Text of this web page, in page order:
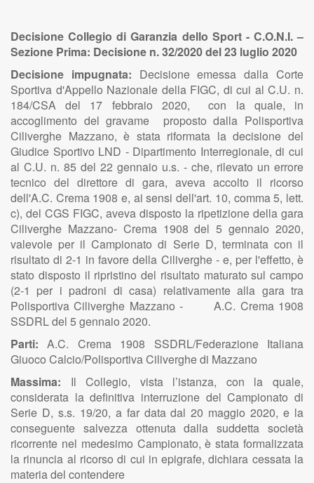
Decisione Collegio di Garanzia dello Sport - C.O.N.I. –
Sezione Prima: Decisione n. 32/2020 del 23 luglio 2020
Decisione impugnata: Decisione emessa dalla Corte
Sportiva d'Appello Nazionale della FIGC, di cui al C.U. n.
184/CSA del 17 febbraio 2020, con la quale, in
accoglimento del gravame proposto dalla Polisportiva
Ciliverghe Mazzano, è stata riformata la decisione del
Giudice Sportivo LND - Dipartimento Interregionale, di cui
al C.U. n. 85 del 22 gennaio u.s. - che, rilevato un errore
tecnico del direttore di gara, aveva accolto il ricorso
dell'A.C. Crema 1908 e, ai sensi dell'art. 10, comma 5, lett.
c), del CGS FIGC, aveva disposto la ripetizione della gara
Ciliverghe Mazzano- Crema 1908 del 5 gennaio 2020,
valevole per il Campionato di Serie D, terminata con il
risultato di 2-1 in favore della Ciliverghe - e, per l'effetto, è
stato disposto il ripristino del risultato maturato sul campo
(2-1 per i padroni di casa) relativamente alla gara tra
Polisportiva Ciliverghe Mazzano - A.C. Crema 1908
SSDRL del 5 gennaio 2020.
Parti:A.C. Crema 1908 SSDRL/Federazione Italiana
Giuoco Calcio/Polisportiva Ciliverghe di Mazzano
Massima: Il Collegio, vista l’istanza, con la quale,
considerata la definitiva interruzione del Campionato di
Serie D, s.s. 19/20, a far data dal 20 maggio 2020, e la
conseguente salvezza ottenuta dalla suddetta società
ricorrente nel medesimo Campionato, è stata formalizzata
la rinuncia al ricorso di cui in epigrafe, dichiara cessata la
materia del contendere